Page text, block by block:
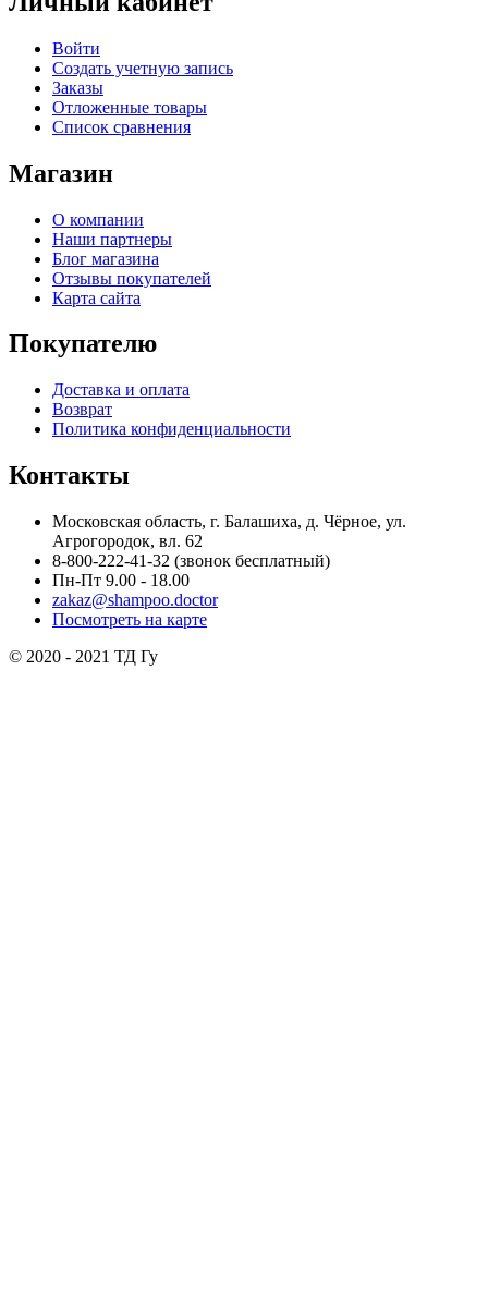
Войти
Создать учетную запись
Заказы
Отложенные товары
Список сравнения
Магазин
О компании
Наши партнеры
Блог магазина
Отзывы покупателей
Карта сайта
Покупателю
Доставка и оплата
Возврат
Политика конфиденциальности
Контакты
Московская область, г. Балашиха, д. Чёрное, ул.
Агрогородок, вл. 62
8-800-222-41-32 (звонок бесплатный)
Пн-Пт 9.00 - 18.00
zakaz@shampoo.doctor
Посмотреть на карте
© 2020 - 2021 ТД Гу